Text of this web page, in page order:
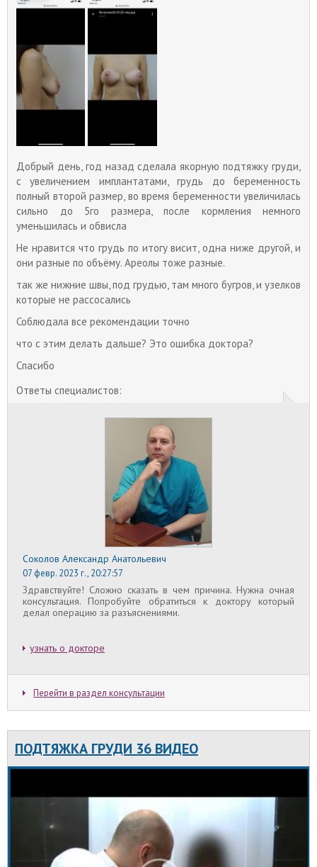
Добрый день, год назад сделала якорную подтяжку груди,
с увеличением имплантатами, грудь до беременность
полный второй размер, во время беременности увеличилась
сильно до 5го размера, после кормления немного
уменьшилась и обвисла
Не нравится что грудь по итогу висит, одна ниже другой, и
они разные по объёму. Ареолы тоже разные.
так же нижние швы, под грудью, там много бугров, и узелков
которые не рассосались
Соблюдала все рекомендации точно
что с этим делать дальше? Это ошибка доктора?
Спасибо
Ответы специалистов:
Соколов Александр Анатольевич
07 февр. 2023 г., 20:27:57
Здравствуйте! Сложно сказать в чем причина. Нужна очная
консультация. Попробуйте обратиться к доктору который
делал операцию за разъяснениями.
узнать о докторе
Перейти в раздел консультации
ПОДТЯЖКА ГРУДИ 36 ВИДЕО